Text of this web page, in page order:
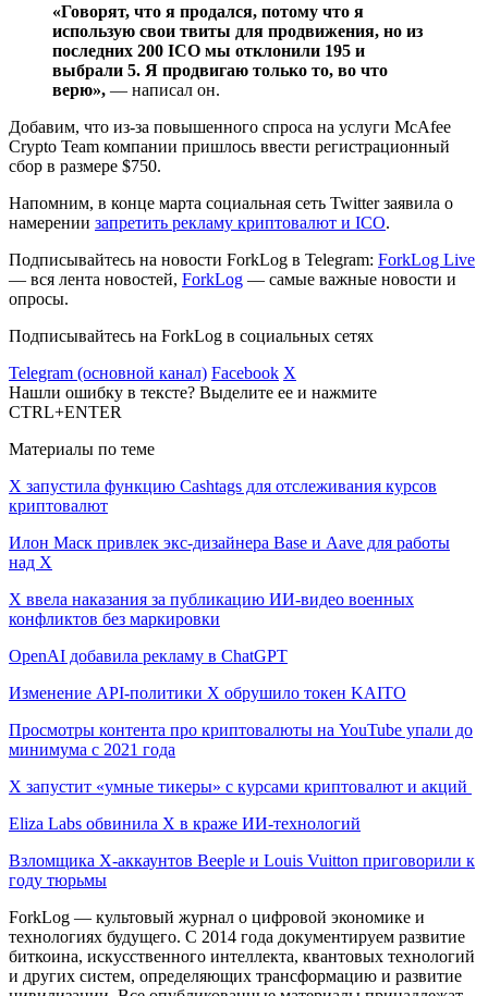
«Говорят, что я продался, потому что я
использую свои твиты для продвижения, но из
последних 200 ICO мы отклонили 195 и
выбрали 5. Я продвигаю только то, во что
верю», — написал он.
Добавим, что из-за повышенного спроса на услуги McAfee
Crypto Team компании пришлось ввести регистрационный
сбор в размере $750.
Напомним, в конце марта социальная сеть Twitter заявила о
намерении запретить рекламу криптовалют и ICO.
Подписывайтесь на новости ForkLog в Telegram: ForkLog Live
— вся лента новостей, ForkLog — самые важные новости и
опросы.
Подписывайтесь на ForkLog в социальных сетях
Telegram (основной канал) Facebook X
Нашли ошибку в тексте? Выделите ее и нажмите
CTRL+ENTER
Материалы по теме
X запустила функцию Cashtags для отслеживания курсов
криптовалют
Илон Маск привлек экс-дизайнера Base и Aave для работы
над X
X ввела наказания за публикацию ИИ-видео военных
конфликтов без маркировки
OpenAI добавила рекламу в ChatGPT
Изменение API-политики X обрушило токен KAITO
Просмотры контента про криптовалюты на YouTube упали до
минимума с 2021 года
X запустит «умные тикеры» с курсами криптовалют и акций
Eliza Labs обвинила X в краже ИИ-технологий
Взломщика X-аккаунтов Beeple и Louis Vuitton приговорили к
году тюрьмы
ForkLog — культовый журнал о цифровой экономике и
технологиях будущего. С 2014 года документируем развитие
биткоина, искусственного интеллекта, квантовых технологий
и других систем, определяющих трансформацию и развитие